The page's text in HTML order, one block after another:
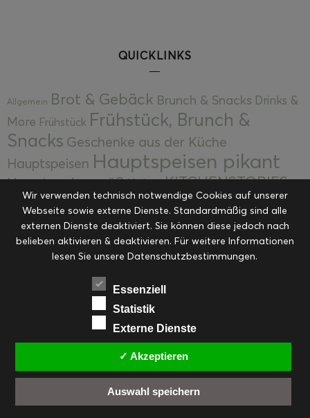
QUICKLINKS
Allgemein Brot & Gebäck Brunch & Snacks Drinks &
More Frühstück Frühstück, Brunch &
Snacks Geschenke aus der Küche
Hauptspeisen Hauptspeisen pikant
Hauptspeisen süßKekseKITCHENSTORIES
Kuchen, Torten & Desserts Kuchen und
Desserts Kulinarik Kulinarische Mitbringsel &
Eingemachtes Ohne Kategorie Ostern Resteküche
RezepteSaisonalSliderStartseite
Suppen, Salate & Vorspeisen
Vorspeisen, Salate & Suppen
Weihnachten Workshops & Events
FACEBOOK PINTEREST EMAIL
Wir verwenden technisch notwendige Cookies auf unserer
Webseite sowie externe Dienste. Standardmäßig sind alle
externen Dienste deaktiviert. Sie können diese jedoch nach
belieben aktivieren & deaktivieren. Für weitere Informationen
lesen Sie unsere Datenschutzbestimmungen.
Essenziell
Statistik
Externe Dienste
✓ Akzeptieren
Auswahl speichern